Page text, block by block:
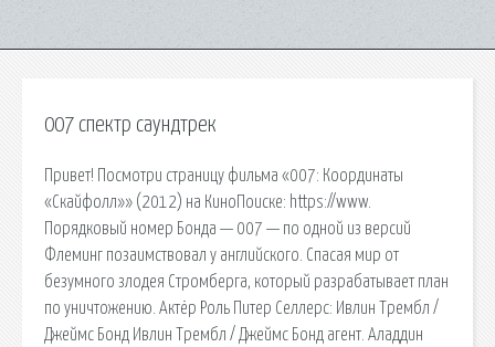
007 спектр саундтрек
Привет! Посмотри страницу фильма «007: Координаты
«Скайфолл»» (2012) на КиноПоиске: https://www.
Порядковый номер Бонда — 007 — по одной из версий
Флеминг позаимствовал у английского. Спасая мир от
безумного злодея Стромберга, который разрабатывает план
по уничтожению. Актёр Роль Питер Селлерс: Ивлин Трембл /
Джеймс Бонд Ивлин Трембл / Джеймс Бонд агент. Аладдин